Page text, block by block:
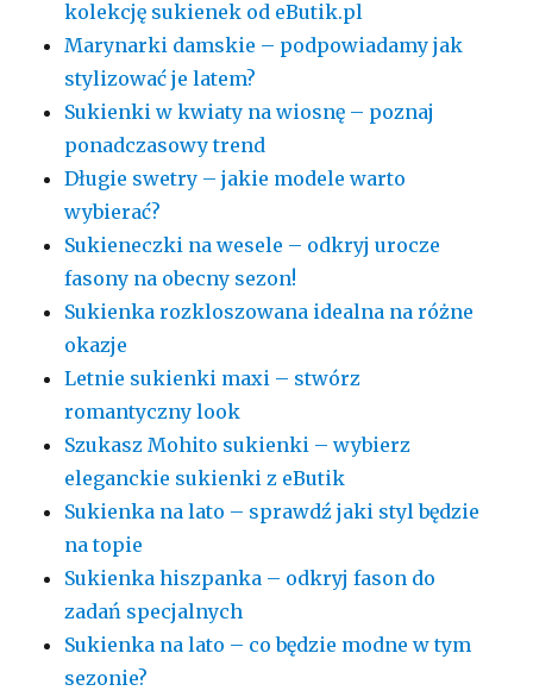
kolekcję sukienek od eButik.pl
Marynarki damskie – podpowiadamy jak
stylizować je latem?
Sukienki w kwiaty na wiosnę – poznaj
ponadczasowy trend
Długie swetry – jakie modele warto
wybierać?
Sukieneczki na wesele – odkryj urocze
fasony na obecny sezon!
Sukienka rozkloszowana idealna na różne
okazje
Letnie sukienki maxi – stwórz
romantyczny look
Szukasz Mohito sukienki – wybierz
eleganckie sukienki z eButik
Sukienka na lato – sprawdź jaki styl będzie
na topie
Sukienka hiszpanka – odkryj fason do
zadań specjalnych
Sukienka na lato – co będzie modne w tym
sezonie?